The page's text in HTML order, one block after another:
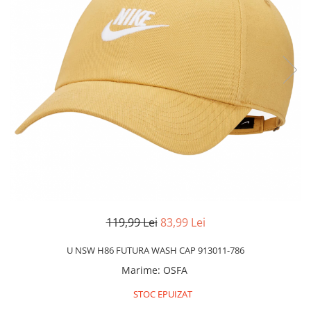
Pantofi sport femei
Sandale & Slapi copii
119,99 Lei 83,99 Lei
U NSW H86 FUTURA WASH CAP 913011-786
Marime: OSFA
STOC EPUIZAT